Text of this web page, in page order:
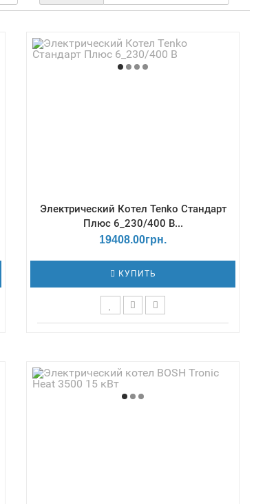
Электрический Котел Tenko Cтандарт
Плюс 6_230/400 В...
19408.00грн.
КУПИТЬ
Емкость теплообменника, дм3 - 7,5 /
Количество ступеней мощности - 3